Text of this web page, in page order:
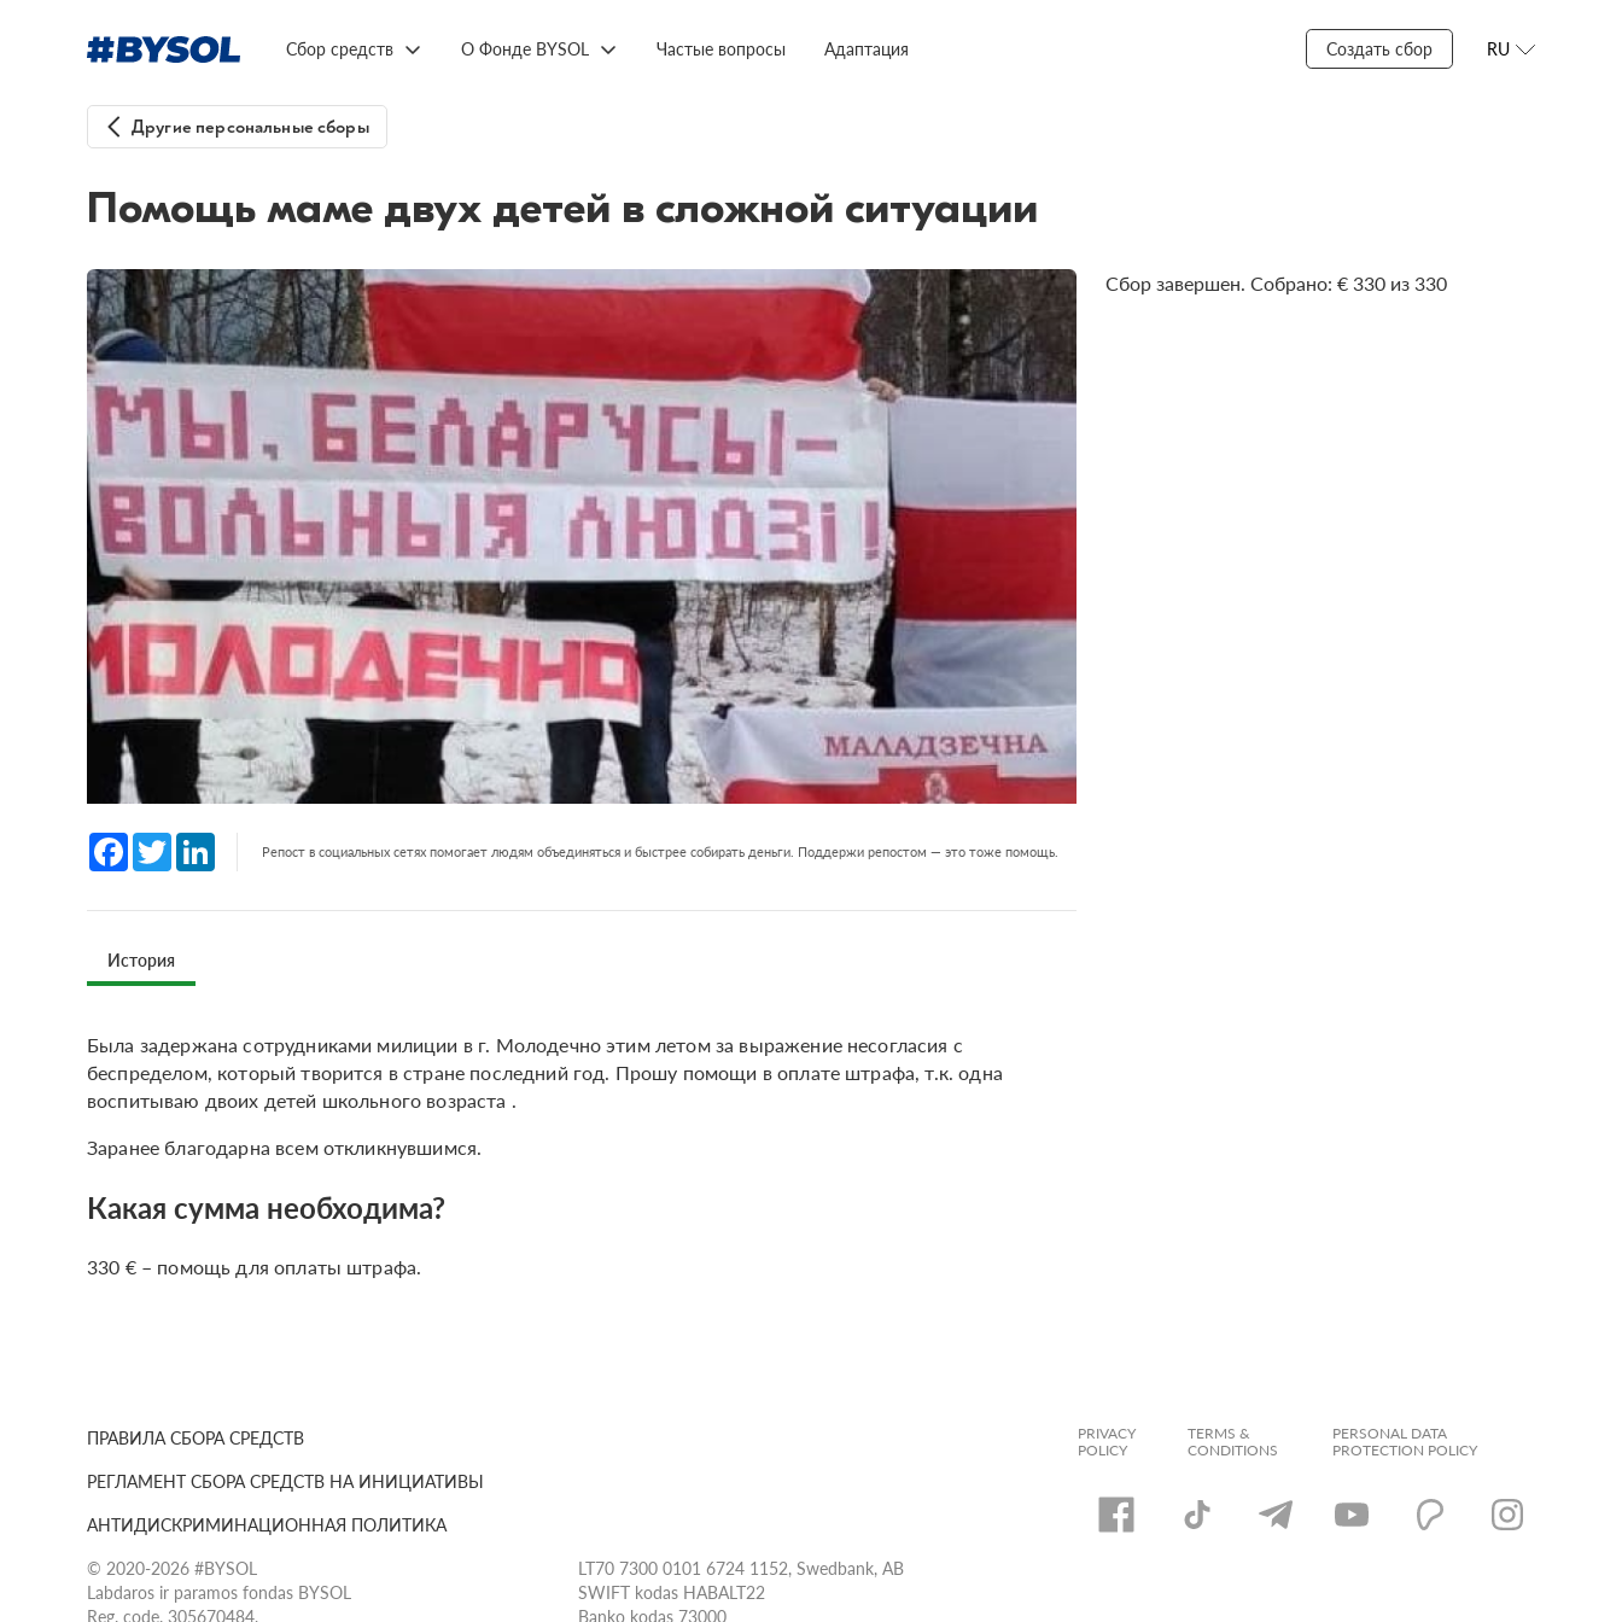
Сбор средств О Фонде BYSOL Частые вопросы Адаптация Создать сбор RU
Другие персональные сборы
Помощь маме двух детей в сложной ситуации
Facebook
Twitter LinkedInРепост в социальных сетях помогает людям объединяться и быстрее собирать деньги. Поддержи репостом — это тоже помощь.
История
Была задержана сотрудниками милиции в г. Молодечно этим летом за выражение несогласия с
беспределом, который творится в стране последний год. Прошу помощи в оплате штрафа, т.к. одна
воспитываю двоих детей школьного возраста .
Заранее благодарна всем откликнувшимся.
Какая сумма необходима?
330 € – помощь для оплаты штрафа.
Сбор завершен. Собрано: € 330 из 330
ПРАВИЛА СБОРА СРЕДСТВ
РЕГЛАМЕНТ СБОРА СРЕДСТВ НА ИНИЦИАТИВЫ
АНТИДИСКРИМИНАЦИОННАЯ ПОЛИТИКА
© 2020-2026 #BYSOL
Labdaros ir paramos fondas BYSOL
Reg. code. 305670484,
LT70 7300 0101 6724 1152, Swedbank, AB
SWIFT kodas HABALT22
Banko kodas 73000
PRIVACY
POLICY
TERMS &
CONDITIONS
PERSONAL DATA
PROTECTION POLICY